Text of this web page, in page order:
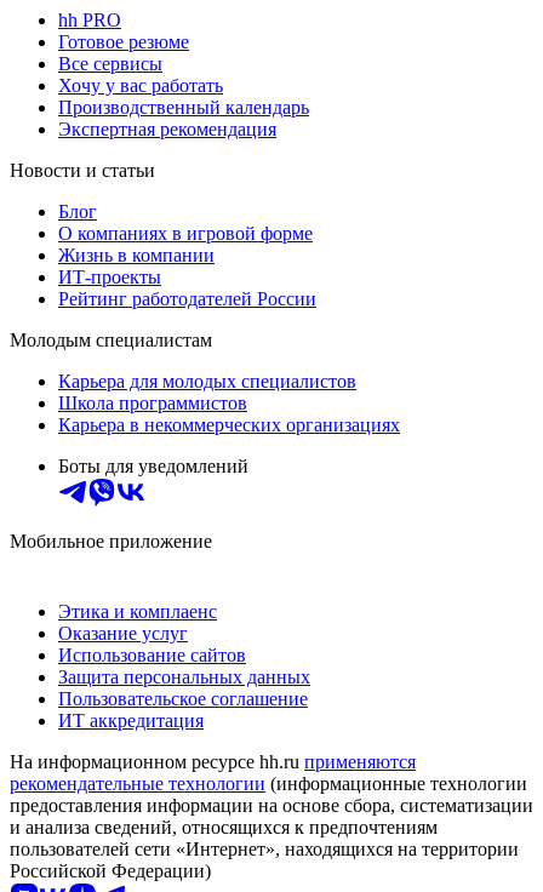
hh PRO
Готовое резюме
Все сервисы
Хочу у вас работать
Производственный календарь
Экспертная рекомендация
Новости и статьи
Блог
О компаниях в игровой форме
Жизнь в компании
ИТ-проекты
Рейтинг работодателей России
Молодым специалистам
Карьера для молодых специалистов
Школа программистов
Карьера в некоммерческих организациях
Боты для уведомлений
Мобильное приложение
Этика и комплаенс
Оказание услуг
Использование сайтов
Защита персональных данных
Пользовательское соглашение
ИТ аккредитация
На информационном ресурсе hh.ru применяются
рекомендательные технологии (информационные технологии
предоставления информации на основе сбора, систематизации
и анализа сведений, относящихся к предпочтениям
пользователей сети «Интернет», находящихся на территории
Российской Федерации)